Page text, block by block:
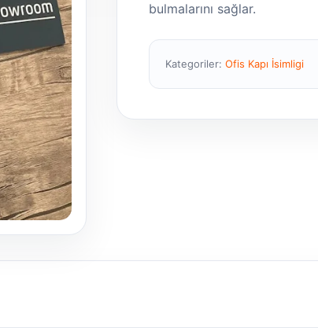
bulmalarını sağlar.
Kategoriler: Ofis Kapı İsimligi